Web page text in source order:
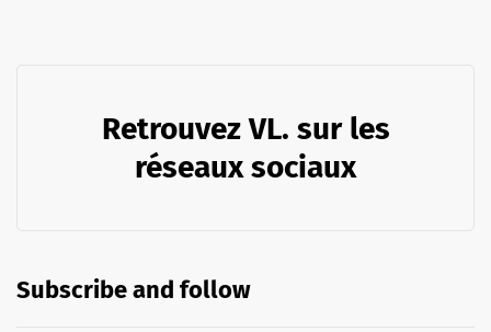
Retrouvez VL. sur les
réseaux sociaux
Subscribe and follow